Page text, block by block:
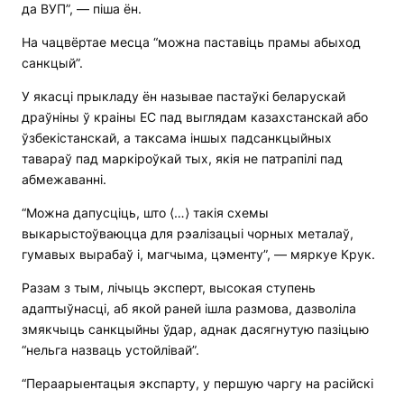
да ВУП”, — піша ён.
На чацвёртае месца “можна паставіць прамы абыход
санкцый”.
У якасці прыкладу ён называе пастаўкі беларускай
драўніны ў краіны ЕС пад выглядам казахстанскай або
ўзбекістанскай, а таксама іншых падсанкцыйных
тавараў пад маркіроўкай тых, якія не патрапілі пад
абмежаванні.
“Можна дапусціць, што ⟨…⟩ такія схемы
выкарыстоўваюцца для рэалізацыі чорных металаў,
гумавых вырабаў і, магчыма, цэменту”, — мяркуе Крук.
Разам з тым, лічыць эксперт, высокая ступень
адаптыўнасці, аб якой раней ішла размова, дазволіла
змякчыць санкцыйны ўдар, аднак дасягнутую пазіцыю
“нельга назваць устойлівай”.
“Пераарыентацыя экспарту, у першую чаргу на расійскі